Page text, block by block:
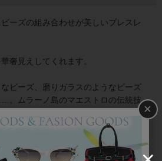
ーズの組み合わせが美しいブレスレ
奢見えしてくれます。
ビーズ、磨りガラスのようなビーズ
。ムラーノ島のマエストロの伝統技
ンのビーズは味わい深く、長い年月
、懐かしさと新鮮さを感じる独特な
。
×